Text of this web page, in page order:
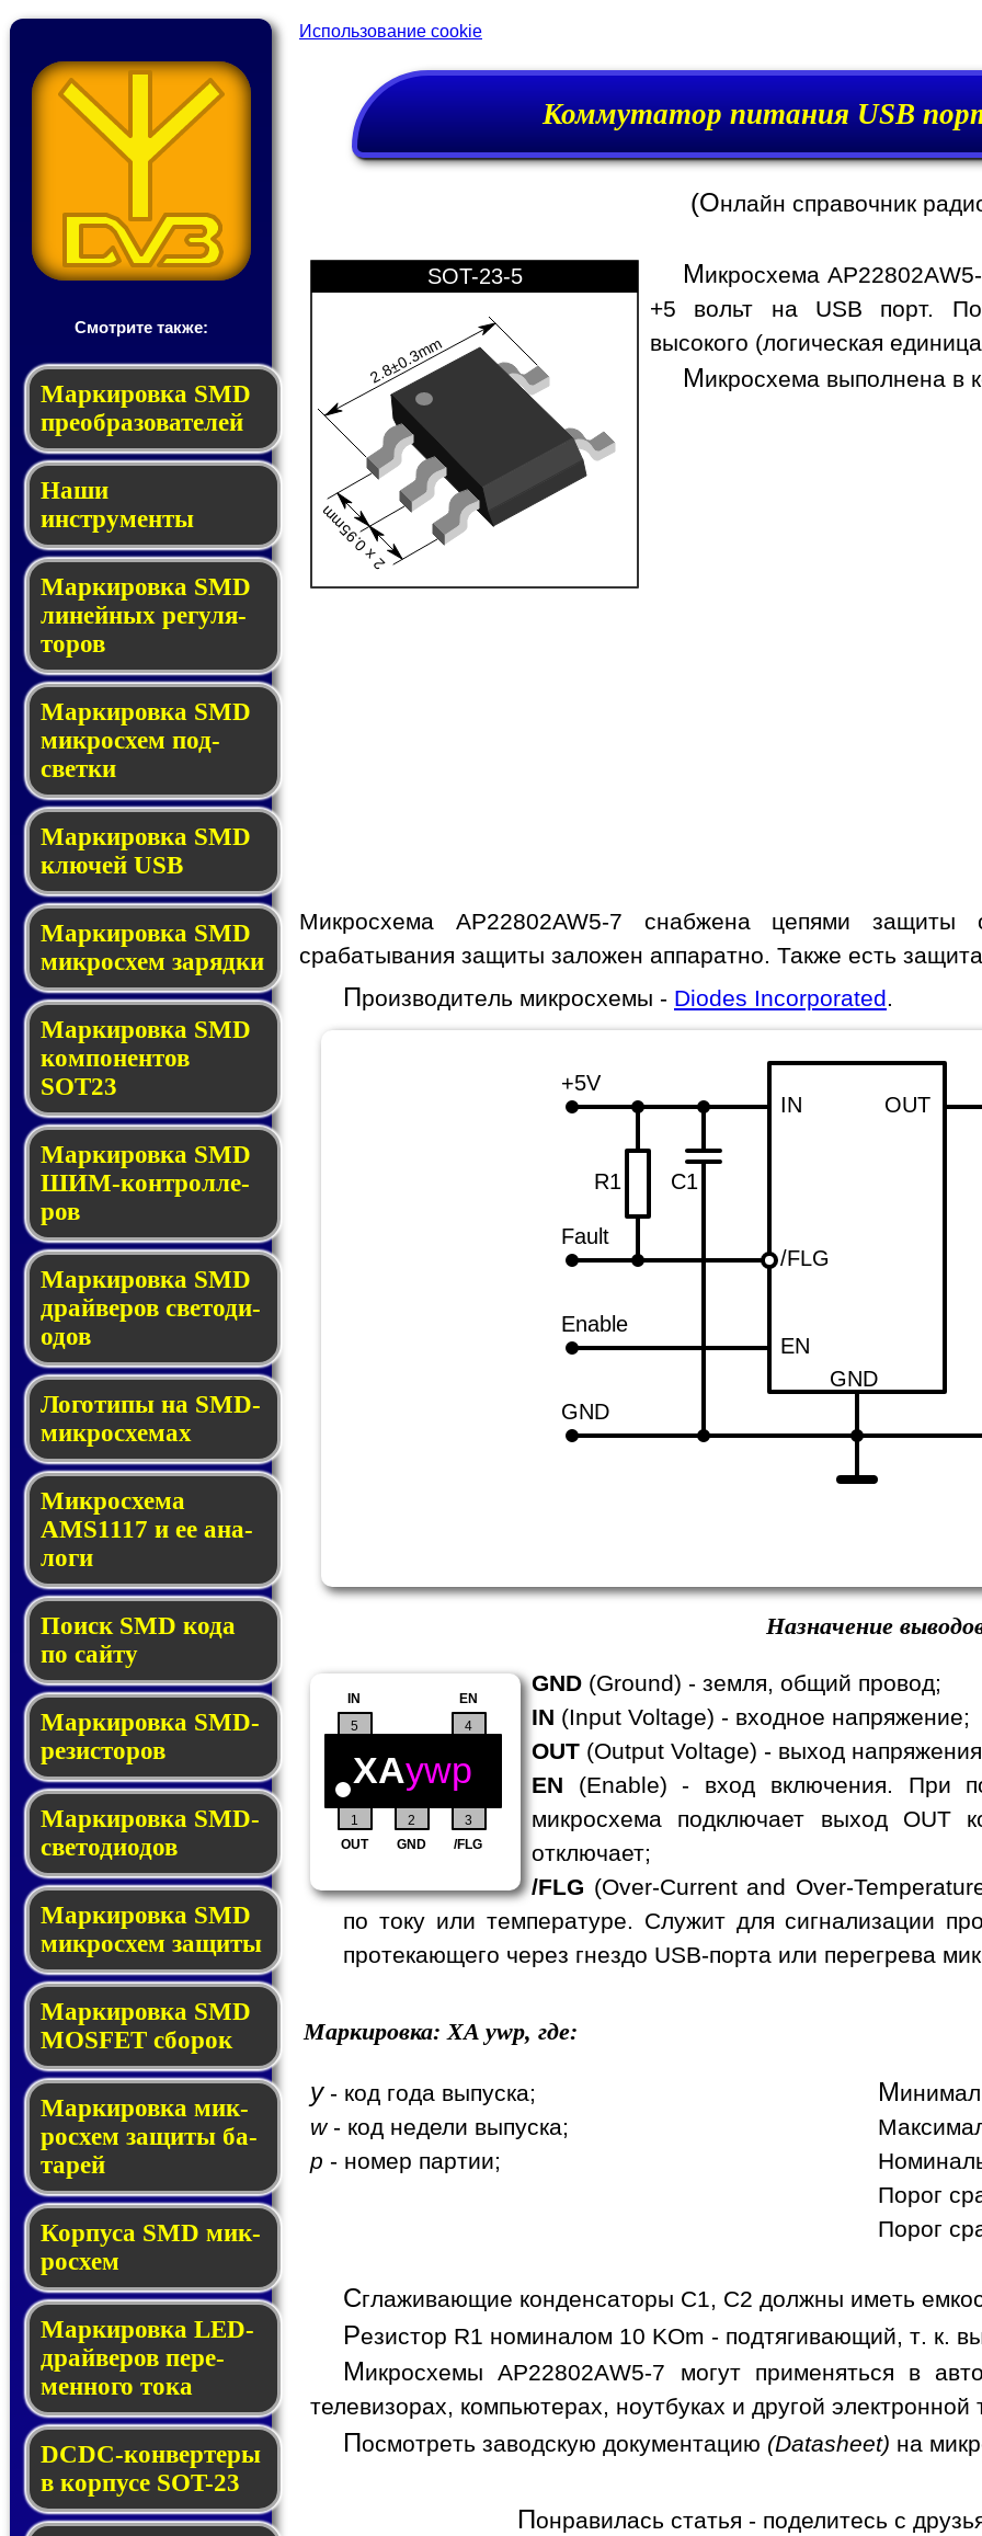
Смотрите также:
Мар­ки­ров­ка SMD
пре­об­ра­зо­ва­те­лей
Наши
инструменты
Маркировка SMD
ли­ней­ных ре­гу­ля­
то­ров
Маркировка SMD
мик­ро­схем под­
свет­ки
Маркировка SMD
клю­чей USB
Маркировка SMD
мик­рос­хем за­ряд­ки
Маркировка SMD
ком­по­нен­тов
SOT23
Маркировка SMD
ШИМ-кон­трол­ле­
ров
Маркировка SMD
драй­ве­ров све­то­ди­
о­дов
Логотипы на SMD-
мик­ро­схе­мах
Микросхема
AMS1117 и ее ана­
ло­ги
Поиск SMD ко­да
по сай­ту
Маркировка SMD-
ре­зис­то­ров
Маркировка SMD-
све­то­дио­дов
Мар­ки­ров­ка SMD
мик­рос­хем защиты
Мар­ки­ров­ка SMD
MOSFET сбо­рок
Мар­ки­ров­ка мик­
ро­схем за­щи­ты ба­
та­рей
Корпуса SMD мик­
ро­схем
Маркировка LED-
драй­ве­ров пе­ре­
мен­но­го то­ка
DCDC-кон­вер­те­ры
в кор­пу­се SOT-23
Использование cookie
Коммутатор питания USB
(Онлайн справочник
2.8±0.3mm
2 x 0.95mm
SOT-23-5 Микросхема
+5 вольт на USB порт.
высокого (логическая
Микросхема выполнена в
Микросхема AP22802AW5-7 снабжена цепями
срабатывания защиты заложен аппаратно. Также есть
Производитель микросхемы - Diodes Incorporated
+5V
GND
IN OUT
Enable
GND
C1
Fault
/FLG
R1
EN
Назначение
1 2 3
4
OUT GND /FLG
EN
5
IN
XAywp
GND (Ground) - земля, общий провод;
IN (Input Voltage) - входное напряжение;
OUT (Output Voltage) - выход
EN (Enable) - вход включения. При
микросхема подключает выход
отключает;
/FLG (Over-Current and Over-
по току или температуре. Служит для сигнализации
протекающего через гнездо USB-порта или перегрева
Маркировка:XAywp, где:
y- код года выпуска;
w- код недели выпуска;
p - номер партии;
М
Порог
Порог
Сглаживающие конденсаторы C1, C2 должны иметь
Резистор R1 номиналом 10 KOm - подтягивающий, т. к.
Микросхемы AP22802AW5-7 могут применяться в
телевизорах, компьютерах, ноутбуках и другой электронной
Посмотреть заводскую документацию (Datasheet) на
Понравилась статья - поделитесь с